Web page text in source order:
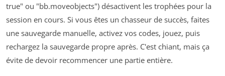
true" ou "bb.moveobjects") désactivent les trophées pour la
session en cours. Si vous êtes un chasseur de succès, faites
une sauvegarde manuelle, activez vos codes, jouez, puis
rechargez la sauvegarde propre après. C'est chiant, mais ça
évite de devoir recommencer une partie entière.